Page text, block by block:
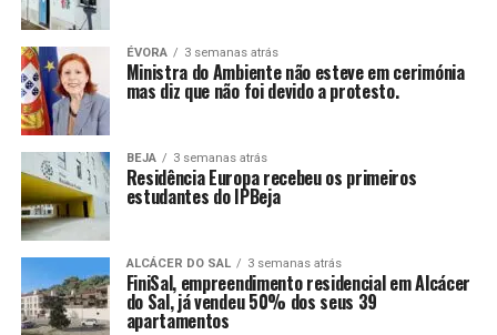
ÉVORA 3 semanas atrás
Ministra do Ambiente não esteve em cerimónia
mas diz que não foi devido a protesto.
BEJA 3 semanas atrás
Residência Europa recebeu os primeiros
estudantes do IPBeja
ALCÁCER DO SAL 3 semanas atrás
FiniSal, empreendimento residencial em Alcácer
do Sal, já vendeu 50% dos seus 39
apartamentos